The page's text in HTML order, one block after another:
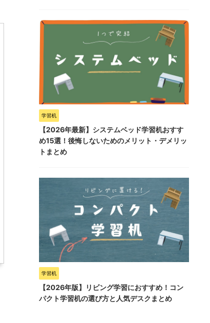
学習机
【2026年最新】システムベッド学習机おすす
め15選！後悔しないためのメリット・デメリッ
トまとめ
学習机
【2026年版】リビング学習におすすめ！コン
パクト学習机の選び方と人気デスクまとめ